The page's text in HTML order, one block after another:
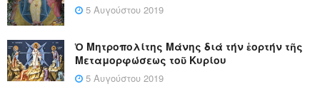
5 Αυγούστου 2019
Ὁ Μητροπολίτης Μάνης διά τήν ἑορτήν τῆς
Μεταμορφώσεως τοῦ Κυρίου
5 Αυγούστου 2019